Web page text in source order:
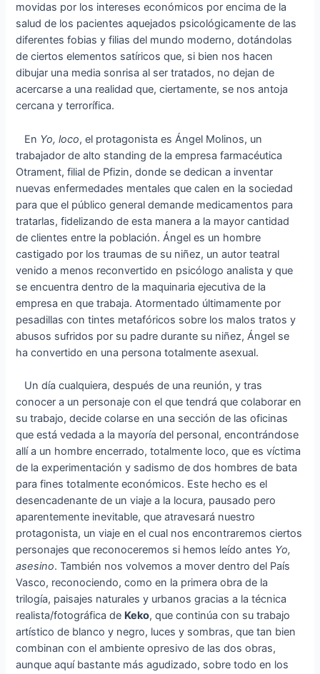
movidas por los intereses económicos por encima de la
salud de los pacientes aquejados psicológicamente de las
diferentes fobias y filias del mundo moderno, dotándolas
de ciertos elementos satíricos que, si bien nos hacen
dibujar una media sonrisa al ser tratados, no dejan de
acercarse a una realidad que, ciertamente, se nos antoja
cercana y terrorífica.
En Yo, loco, el protagonista es Ángel Molinos, un
trabajador de alto standing de la empresa farmacéutica
Otrament, filial de Pfizin, donde se dedican a inventar
nuevas enfermedades mentales que calen en la sociedad
para que el público general demande medicamentos para
tratarlas, fidelizando de esta manera a la mayor cantidad
de clientes entre la población. Ángel es un hombre
castigado por los traumas de su niñez, un autor teatral
venido a menos reconvertido en psicólogo analista y que
se encuentra dentro de la maquinaria ejecutiva de la
empresa en que trabaja. Atormentado últimamente por
pesadillas con tintes metafóricos sobre los malos tratos y
abusos sufridos por su padre durante su niñez, Ángel se
ha convertido en una persona totalmente asexual.
Un día cualquiera, después de una reunión, y tras
conocer a un personaje con el que tendrá que colaborar en
su trabajo, decide colarse en una sección de las oficinas
que está vedada a la mayoría del personal, encontrándose
allí a un hombre encerrado, totalmente loco, que es víctima
de la experimentación y sadismo de dos hombres de bata
para fines totalmente económicos. Este hecho es el
desencadenante de un viaje a la locura, pausado pero
aparentemente inevitable, que atravesará nuestro
protagonista, un viaje en el cual nos encontraremos ciertos
personajes que reconoceremos si hemos leído antes Yo,
asesino. También nos volvemos a mover dentro del País
Vasco, reconociendo, como en la primera obra de la
trilogía, paisajes naturales y urbanos gracias a la técnica
realista/fotográfica de Keko, que continúa con su trabajo
artístico de blanco y negro, luces y sombras, que tan bien
combinan con el ambiente opresivo de las dos obras,
aunque aquí bastante más agudizado, sobre todo en los